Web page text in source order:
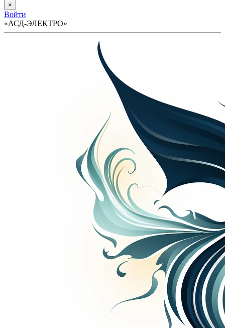
×
Войти
«АСД-ЭЛЕКТРО»